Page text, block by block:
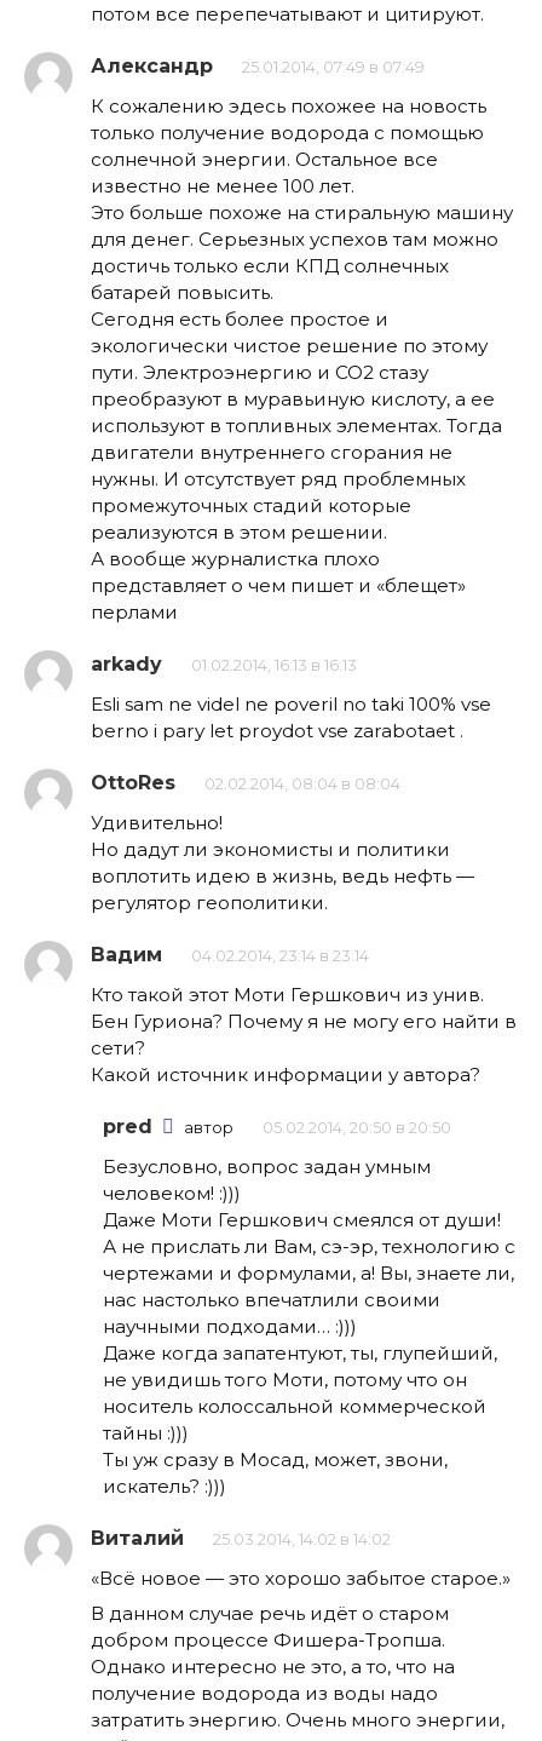
потом все перепечатывают и цитируют.
Александр 25.01.2014, 07:49 в 07:49
К сожалению эдесь похожее на новость
только получение водорода с помощью
солнечной энергии. Остальное все
известно не менее 100 лет.
Это больше похоже на стиральную машину
для денег. Серьезных успехов там можно
достичь только если КПД солнечных
батарей повысить.
Сегодня есть более простое и
экологически чистое решение по этому
пути. Электроэнергию и CO2 стазу
преобразуют в муравьиную кислоту, а ее
используют в топливных элементах. Тогда
двигатели внутреннего сгорания не
нужны. И отсутствует ряд проблемных
промежуточных стадий которые
реализуются в этом решении.
А вообще журналистка плохо
представляет о чем пишет и «блещет»
перлами
arkady 01.02.2014, 16:13 в 16:13
Esli sam ne videl ne poveril no taki 100% vse
berno i pary let proydot vse zarabotaet .
OttoRes 02.02.2014, 08:04 в 08:04
Удивительно!
Но дадут ли экономисты и политики
воплотить идею в жизнь, ведь нефть —
регулятор геополитики.
Вадим 04.02.2014, 23:14 в 23:14
Кто такой этот Моти Гершкович из унив.
Бен Гуриона? Почему я не могу его найти в
сети?
Какой источник информации у автора?
pred автор 05.02.2014, 20:50 в 20:50
Безусловно, вопрос задан умным
человеком! :)))
Даже Моти Гершкович смеялся от души!
А не прислать ли Вам, сэ-эр, технологию с
чертежами и формулами, а! Вы, знаете ли,
нас настолько впечатлили своими
научными подходами… :)))
Даже когда запатентуют, ты, глупейший,
не увидишь того Моти, потому что он
носитель колоссальной коммерческой
тайны :)))
Ты уж сразу в Мосад, может, звони,
искатель? :)))
Виталий 25.03.2014, 14:02 в 14:02
«Всё новое — это хорошо забытое старое.»
В данном случае речь идёт о старом
добром процессе Фишера-Тропша.
Однако интересно не это, а то, что на
получение водорода из воды надо
затратить энергию. Очень много энергии,